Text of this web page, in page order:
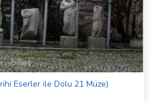
Eserler ile Dolu 21 Müze)